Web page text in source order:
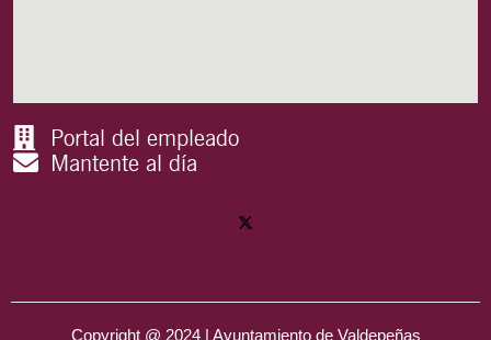
Portal del empleado
Mantente al día
Copyright @ 2024 | Ayuntamiento de Valdepeñas